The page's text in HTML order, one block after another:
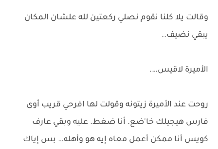
وقالت يلا كلنا نقوم نصلي ركعتين لله علشان المكان
يبقي نضيف..
الأميرة لاقيس….
روحت عند الأميرة زيتونه وقولت لها افرحي قريب أوى
فارس هيجيلك خا'ضع. أنا ضغط. عليه وبقي عارف
كويس أنا ممكن أعمل معاه إيه هو وأهله… بس إياك